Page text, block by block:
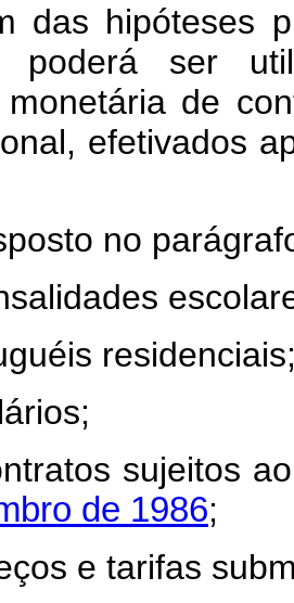
das hipóteses
poderá ser
monetária de
efetivados
no
sujeitos
de 1986;
e tarifas